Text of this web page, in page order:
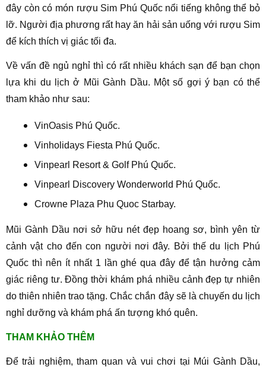
đây còn có món rượu Sim Phú Quốc nổi tiếng không thể bỏ
lỡ. Người địa phương rất hay ăn hải sản uống với rượu Sim
để kích thích vị giác tối đa.
Về vấn đề ngủ nghỉ thì có rất nhiều khách sạn để bạn chọn
lựa khi du lịch ở Mũi Gành Dầu. Một số gợi ý bạn có thể
tham khảo như sau:
VinOasis Phú Quốc.
Vinholidays Fiesta Phú Quốc.
Vinpearl Resort & Golf Phú Quốc.
Vinpearl Discovery Wonderworld Phú Quốc.
Crowne Plaza Phu Quoc Starbay.
Mũi Gành Dầu nơi sở hữu nét đẹp hoang sơ, bình yên từ
cảnh vật cho đến con người nơi đây. Bởi thế du lịch Phú
Quốc thì nên ít nhất 1 lần ghé qua đây để tận hưởng cảm
giác riêng tư. Đồng thời khám phá nhiều cảnh đẹp tự nhiên
do thiên nhiên trao tặng. Chắc chắn đây sẽ là chuyến du lịch
nghỉ dưỡng và khám phá ấn tượng khó quên.
THAM KHẢO THÊM
Để trải nghiệm, tham quan và vui chơi tại Múi Gành Dầu,